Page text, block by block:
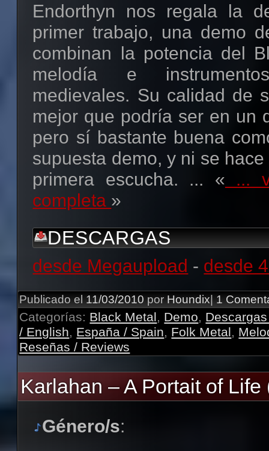
Endorthyn nos regala la
primer trabajo, una demo
combinan la potencia del
melodía e
medievales. Su calidad de
mejor que podría ser en un
pero sí bastante buena
supuesta demo, y ni se
primera escucha. ... « ...
completa »
DESCARGAS
desde Megaupload - desde
Publicado el 11/03/2010 por Houndix| 1
Categorías: Black Metal, Demo,
/ English, España / Spain, Folk Metal,
Reseñas / Reviews
Karlahan – A Portait of Life
Género/s: